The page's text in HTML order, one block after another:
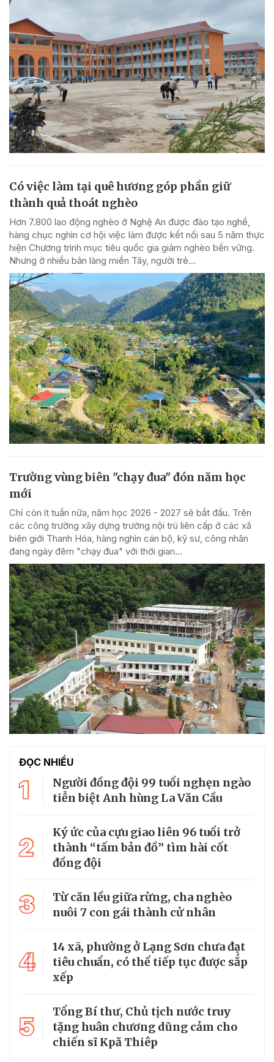
Có việc làm tại quê hương góp phần giữ
thành quả thoát nghèo
Hơn 7.800 lao động nghèo ở Nghệ An được đào tạo nghề,
hàng chục nghìn cơ hội việc làm được kết nối sau 5 năm thực
hiện Chương trình mục tiêu quốc gia giảm nghèo bền vững.
Nhưng ở nhiều bản làng miền Tây, người trẻ...
Trường vùng biên "chạy đua" đón năm học
mới
Chỉ còn ít tuần nữa, năm học 2026 - 2027 sẽ bắt đầu. Trên
các công trường xây dựng trường nội trú liên cấp ở các xã
biên giới Thanh Hóa, hàng nghìn cán bộ, kỹ sư, công nhân
đang ngày đêm "chạy đua" với thời gian...
ĐỌC NHIỀU
1
Người đồng đội 99 tuổi nghẹn ngào
tiễn biệt Anh hùng La Văn Cầu
2
Ký ức của cựu giao liên 96 tuổi trở
thành “tấm bản đồ” tìm hài cốt
đồng đội
3
Từ căn lều giữa rừng, cha nghèo
nuôi 7 con gái thành cử nhân
4
14 xã, phường ở Lạng Sơn chưa đạt
tiêu chuẩn, có thể tiếp tục được sắp
xếp
5
Tổng Bí thư, Chủ tịch nước truy
tặng huân chương dũng cảm cho
chiến sĩ Kpă Thiêp